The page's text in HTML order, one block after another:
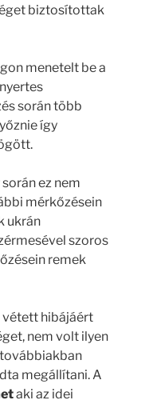
biztosítottak
menetelt be a
során több
így
ez nem
mérkőzésein
ukrán
szoros
remek
vétett hibájáért
nem volt ilyen
megállítani. A
aki az idei